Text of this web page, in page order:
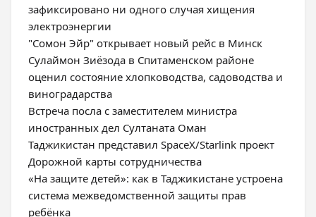
зафиксировано ни одного случая хищения
электроэнергии
"Сомон Эйр" открывает новый рейс в Минск
Сулаймон Зиёзода в Спитаменском районе
оценил состояние хлопководства, садоводства и
виноградарства
Встреча посла с заместителем министра
иностранных дел Султаната Оман
Таджикистан представил SpaceX/Starlink проект
Дорожной карты сотрудничества
«На защите детей»: как в Таджикистане устроена
система межведомственной защиты прав
ребёнка